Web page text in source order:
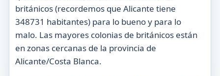
británicos (recordemos que Alicante tiene
348731 habitantes) para lo bueno y para lo
malo. Las mayores colonias de británicos están
en zonas cercanas de la provincia de
Alicante/Costa Blanca.